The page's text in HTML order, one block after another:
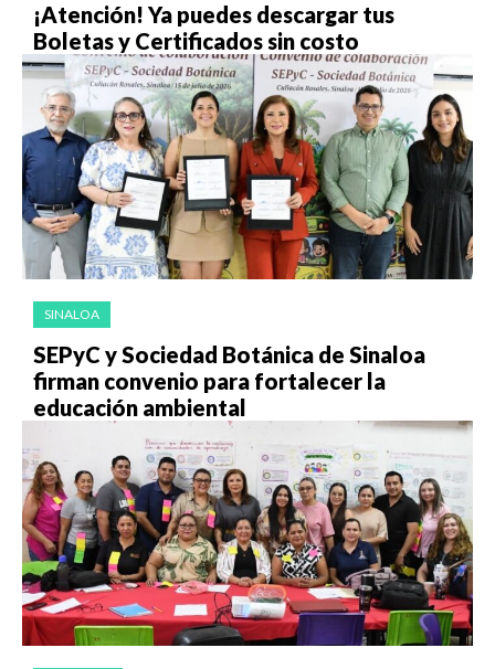
¡Atención! Ya puedes descargar tus
Boletas y Certificados sin costo
SINALOA
SEPyC y Sociedad Botánica de Sinaloa
firman convenio para fortalecer la
educación ambiental